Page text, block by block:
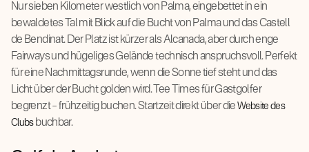
Nur sieben Kilometer westlich von Palma, eingebettet in ein
bewaldetes Tal mit Blick auf die Bucht von Palma und das Castell
de Bendinat. Der Platz ist kürzer als Alcanada, aber durch enge
Fairways und hügeliges Gelände technisch anspruchsvoll. Perfekt
für eine Nachmittagsrunde, wenn die Sonne tief steht und das
Licht über der Bucht golden wird. Tee Times für Gastgolfer
begrenzt – frühzeitig buchen. Startzeit direkt über dieWebsite des
Clubsbuchbar.